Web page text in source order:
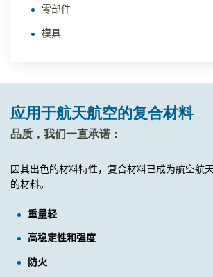
零部件
模具
应用于航天航空的复合材料
品质，我们一直承诺：
因其出色的材料特性，复合材料已成为航空航
的材料。
重量轻
高稳定性和强度
防火